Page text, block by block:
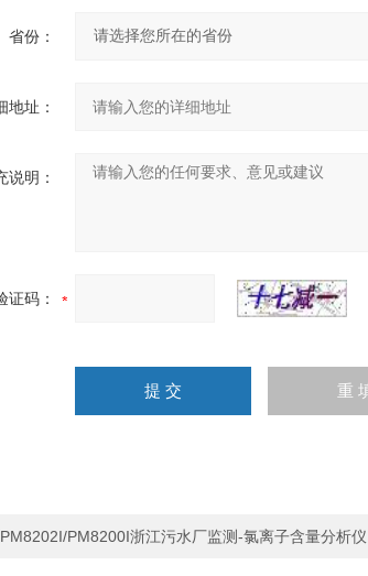
省份：
地址：
说明：
证码：
PM8202I/PM8200I浙江污水厂监测-氯离子含量分析仪